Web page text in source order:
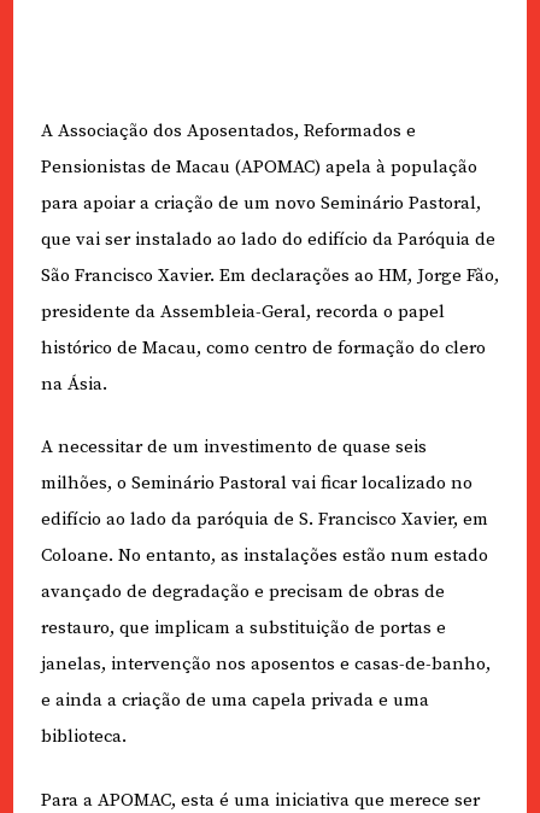
A Associação dos Aposentados, Reformados e
Pensionistas de Macau (APOMAC) apela à população
para apoiar a criação de um novo Seminário Pastoral,
que vai ser instalado ao lado do edifício da Paróquia de
São Francisco Xavier. Em declarações ao HM, Jorge Fão,
presidente da Assembleia-Geral, recorda o papel
histórico de Macau, como centro de formação do clero
na Ásia.
A necessitar de um investimento de quase seis
milhões, o Seminário Pastoral vai ficar localizado no
edifício ao lado da paróquia de S. Francisco Xavier, em
Coloane. No entanto, as instalações estão num estado
avançado de degradação e precisam de obras de
restauro, que implicam a substituição de portas e
janelas, intervenção nos aposentos e casas-de-banho,
e ainda a criação de uma capela privada e uma
biblioteca.
Para a APOMAC, esta é uma iniciativa que merece ser